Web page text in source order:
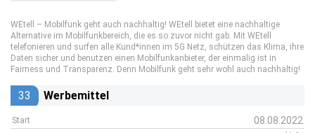
WEtell – Mobilfunk geht auch nachhaltig! WEtell bietet eine nachhaltige
Alternative im Mobilfunkbereich, die es so zuvor nicht gab. Mit WEtell
telefonieren und surfen alle Kund*innen im 5G Netz, schützen das Klima, ihre
Daten sicher und benutzen einen Mobilfunkanbieter, der einmalig ist in
Fairness und Transparenz. Denn Mobilfunk geht sehr wohl auch nachhaltig!
33 Werbemittel
Start 08.08.2022